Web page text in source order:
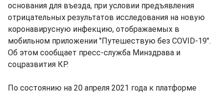
основания для въезда, при условии предъявления
отрицательных результатов исследования на новую
коронавирусную инфекцию, отображаемых в
мобильном приложении "Путешествую без COVID-19".
Об этом сообщает пресс-служба Минздрава и
соцразвития КР.
По состоянию на 20 апреля 2021 года к платформе